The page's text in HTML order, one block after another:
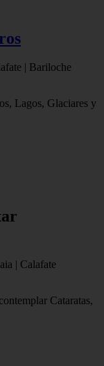
| Bariloche
Lagos, Glaciares y
| Calafate
Cataratas,